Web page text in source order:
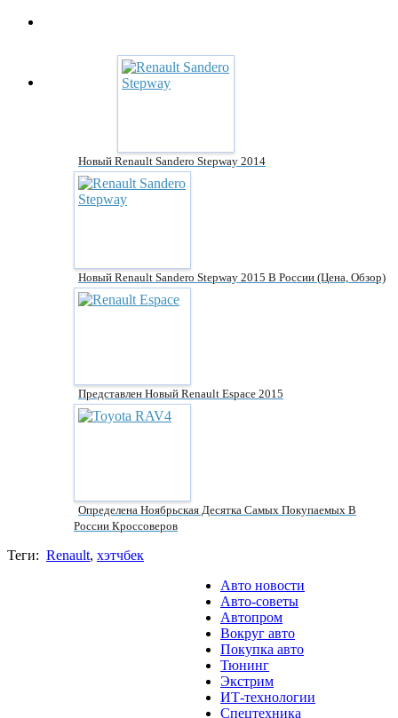
Новый Renault Sandero Stepway 2014
Новый Renault Sandero Stepway 2015 В России (цена, Обзор)
Представлен Новый Renault Espace 2015
Определена Ноябрьская Десятка Самых Покупаемых В
России Кроссоверов
Теги: Renault, хэтчбек
Авто новости
Авто-советы
Автопром
Вокруг авто
Покупка авто
Тюнинг
Экстрим
ИТ-технологии
Спецтехника